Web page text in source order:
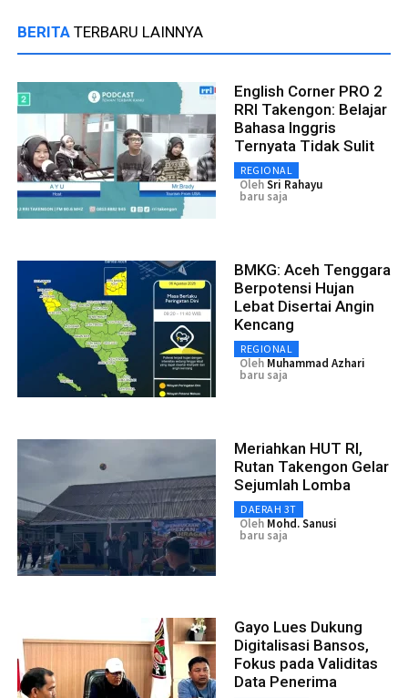
BERITA TERBARU LAINNYA
English Corner PRO 2
RRI Takengon: Belajar
Bahasa Inggris
Ternyata Tidak Sulit
REGIONAL
OlehSri Rahayu
baru saja
BMKG: Aceh Tenggara
Berpotensi Hujan
Lebat Disertai Angin
Kencang
REGIONAL
Oleh Muhammad Azhari
baru saja
Meriahkan HUT RI,
Rutan Takengon Gelar
Sejumlah Lomba
DAERAH 3T
Oleh Mohd. Sanusi
baru saja
Gayo Lues Dukung
Digitalisasi Bansos,
Fokus pada Validitas
Data Penerima